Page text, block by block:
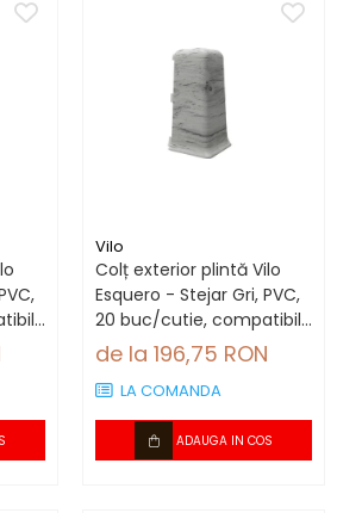
Vilo
Colț exterior plintă Vilo
Esquero - Stejar Gri, PVC,
20 buc/cutie, compatibil
plintă 66.6 mm
de la 196,75 RON
LA COMANDA
ADAUGA IN COS